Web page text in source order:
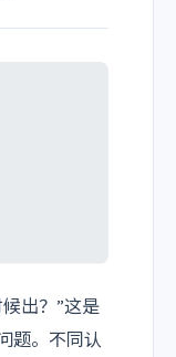
出？”这是
题。不同认